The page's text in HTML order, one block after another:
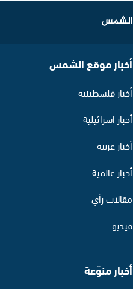
أخبار موقع الشمس
أخبار فلسطينية
أخبار اسرائيلية
أخبار عربية
أخبار عالمية
مقالات رأي
فيديو
أخبار منوّعة